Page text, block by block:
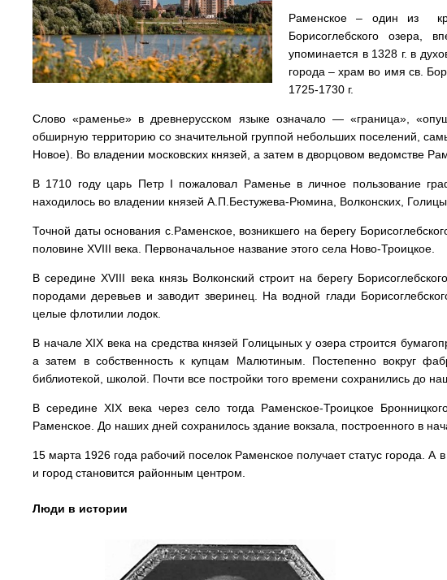
Раменское – один из
Борисоглебского озера,
упоминается в 1328 г. в
города – храм во имя св.
1725-1730 г.
Слово «раменье» в древнерусском языке означало — «граница»,
обширную территорию со значительной группой небольших поселений,
Новое). Во владении московских князей, а затем в дворцовом ведомстве
В 1710 году царь Петр I пожаловал Раменье в личное пользование
находилось во владении князей A.П.Бестужева-Рюмина, Волконских,
Точной даты основания с.Раменское, возникшего на берегу
половине XVIII века. Первоначальное название этого села Ново-Троицкое.
В середине XVIII века князь Волконский строит на берегу
породами деревьев и заводит зверинец. На водной глади
целые флотилии лодок.
В начале XIX века на средства князей Голицыных у озера строится
а затем в собственность к купцам Малютиным. Постепенно вокруг
библиотекой, школой. Почти все постройки того времени сохранились до
В середине XIX века через село тогда Раменское-Троицкое
Раменское. До наших дней сохранилось здание вокзала, построенного в
15 марта 1926 года рабочий поселок Раменское получает статус города. А
и город становится районным центром.
Люди в истории